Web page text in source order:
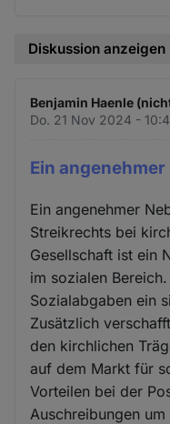
Diskussion anzeigen
Benjamin Haenle
Do. 21 Nov 2024 -
Ein
Ein angenehmer
Streikrechts bei
Gesellschaft ist ein
im sozialen
Sozialabgaben ein
Zusätzlich
den kirchlichen
auf dem Markt für
Vorteilen bei der
Auschreibungen